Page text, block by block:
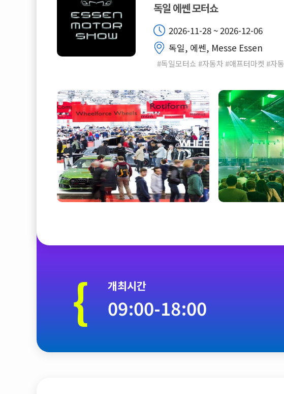
독일 에쎈 모터쇼
2026-11-28 ~ 2026-12-06
독일, 에쎈, Messe Essen
#독일모터쇼 #자동차 #애프터마켓 #자
{ 개최시간
09:00-18:00